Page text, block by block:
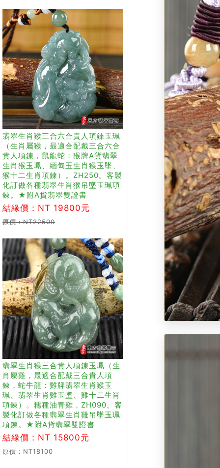
翡翠生肖猴三合六合貴人項鍊玉珮
（生肖屬猴，最適合配戴三合六合
貴人項鍊，鼠龍蛇：猴牌A貨翡翠
生肖猴玉珮、緬甸玉生肖猴玉墜、
猴十二生肖項鍊）。ZH250。客製
化訂做各種翡翠生肖猴吊墜玉珮項
鍊。★附A貨翡翠雙證書
結緣價：NT 19800元
原價：NT22500
翡翠生肖猴三合貴人項鍊玉珮（生
肖屬雞，最適合配戴三合貴人項
鍊，蛇牛龍：雞牌翡翠生肖猴玉
珮、翡翠生肖雞玉墜、雞十二生肖
項鍊）。糯種油青雞，ZH090。客
製化訂做各種翡翠生肖雞吊墜玉珮
項鍊。★附A貨翡翠雙證書
結緣價：NT 15800元
原價：NT18100